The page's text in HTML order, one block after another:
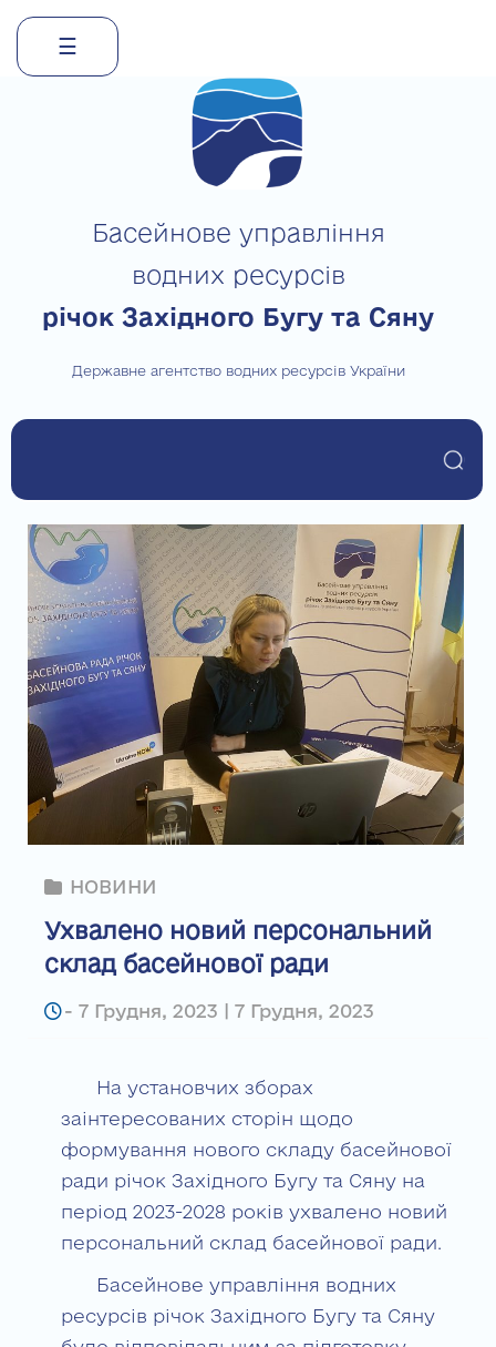
☰
Басейнове управління
водних ресурсів
річок Західного Бугу та Сяну
Державне агентство водних ресурсів України
НОВИНИ
Ухвалено новий персональний
склад басейнової ради
- 7 Грудня, 2023 | 7 Грудня, 2023
На установчих зборах
заінтересованих сторін щодо
формування нового складу басейнової
ради річок Західного Бугу та Сяну на
період 2023-2028 років ухвалено новий
персональний склад басейнової ради.
Басейнове управління водних
ресурсів річок Західного Бугу та Сяну